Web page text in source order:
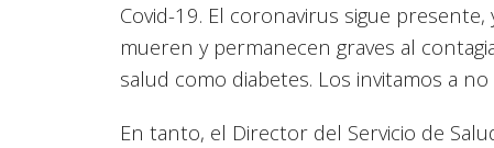
Covid-19. El coronavirus sigue
mueren y permanecen graves al
salud como diabetes. Los invitamos a
En tanto, el Director del Servicio de